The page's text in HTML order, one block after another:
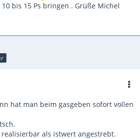
bis 15 Ps bringen . Grüße Michel
hat man beim gasgeben sofort vollen
als istwert angestrebt.